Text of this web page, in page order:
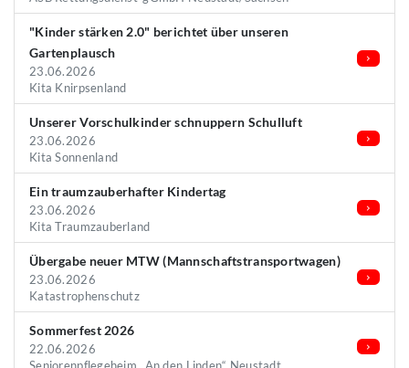
"Kinder stärken 2.0" berichtet über unseren
Gartenplausch
23.06.2026
Kita Knirpsenland
Unserer Vorschulkinder schnuppern Schulluft
23.06.2026
Kita Sonnenland
Ein traumzauberhafter Kindertag
23.06.2026
Kita Traumzauberland
Übergabe neuer MTW (Mannschaftstransportwagen)
23.06.2026
Katastrophenschutz
Sommerfest 2026
22.06.2026